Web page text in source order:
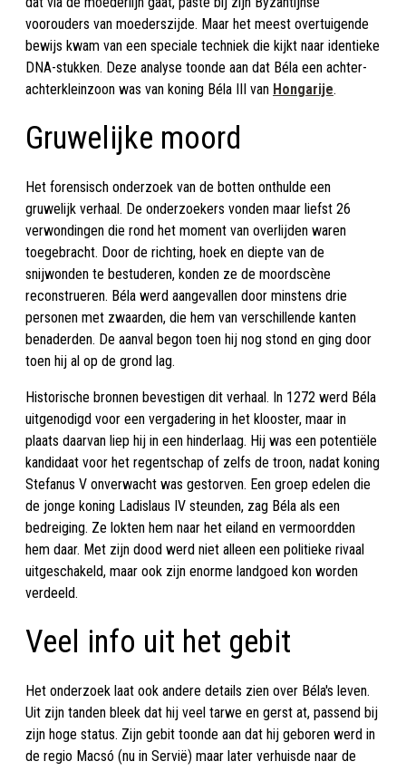
voorouders van moederszijde. Maar het meest overtuigende
bewijs kwam van een speciale techniek die kijkt naar identieke
DNA-stukken. Deze analyse toonde aan dat Béla een achter-
achterkleinzoon was van koning Béla III van Hongarije.
Gruwelijke moord
Het forensisch onderzoek van de botten onthulde een
gruwelijk verhaal. De onderzoekers vonden maar liefst 26
verwondingen die rond het moment van overlijden waren
toegebracht. Door de richting, hoek en diepte van de
snijwonden te bestuderen, konden ze de moordscène
reconstrueren. Béla werd aangevallen door minstens drie
personen met zwaarden, die hem van verschillende kanten
benaderden. De aanval begon toen hij nog stond en ging door
toen hij al op de grond lag.
Historische bronnen bevestigen dit verhaal. In 1272 werd Béla
uitgenodigd voor een vergadering in het klooster, maar in
plaats daarvan liep hij in een hinderlaag. Hij was een potentiële
kandidaat voor het regentschap of zelfs de troon, nadat koning
Stefanus V onverwacht was gestorven. Een groep edelen die
de jonge koning Ladislaus IV steunden, zag Béla als een
bedreiging. Ze lokten hem naar het eiland en vermoordden
hem daar. Met zijn dood werd niet alleen een politieke rivaal
uitgeschakeld, maar ook zijn enorme landgoed kon worden
verdeeld.
Veel info uit het gebit
Het onderzoek laat ook andere details zien over Béla's leven.
Uit zijn tanden bleek dat hij veel tarwe en gerst at, passend bij
zijn hoge status. Zijn gebit toonde aan dat hij geboren werd in
de regio Macsó (nu in Servië) maar later verhuisde naar de